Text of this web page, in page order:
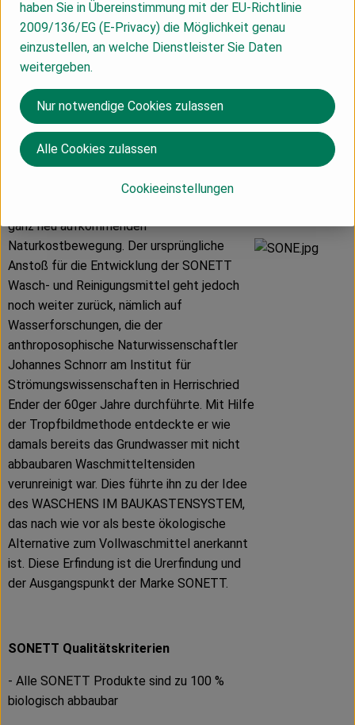
Naturkosthandel vertrieben. Die Sonett
Produkte gibt es in 43 Ländern. Insgesamt
31 europäischen und 12 außereuropäischen
Ländern und in 15 Sprachen.
Ausgangspunkt
SONETT gehört zu den Pionieren
ökologischer Wasch-und Reinigungsmittel
ganz neu aufkommenden
Naturkostbewegung. Der ursprüngliche
Anstoß für die Entwicklung der SONETT
Wasch- und Reinigungsmittel geht jedoch
noch weiter zurück, nämlich auf
Wasserforschungen, die der
anthroposophische Naturwissenschaftler
Johannes Schnorr am Institut für
Strömungswissenschaften in Herrischried
Ender der 60ger Jahre durchführte. Mit Hilfe
der Tropfbildmethode entdeckte er wie
damals bereits das Grundwasser mit nicht
abbaubaren Waschmitteltensiden
verunreinigt war. Dies führte ihn zu der Idee
des WASCHENS IM BAUKASTENSYSTEM,
das nach wie vor als beste ökologische
Alternative zum Vollwaschmittel anerkannt
ist. Diese Erfindung ist die Urerfindung und
der Ausgangspunkt der Marke SONETT.
SONETT Qualitätskriterien
- Alle SONETT Produkte sind zu 100 %
biologisch abbaubar
haben Sie in Übereinstimmung mit der EU-Richtlinie
2009/136/EG (E-Privacy) die Möglichkeit genau
einzustellen, an welche Dienstleister Sie Daten
weitergeben.
Cookieeinstellungen
Nur notwendige Cookies zulassen
Alle Cookies zulassen